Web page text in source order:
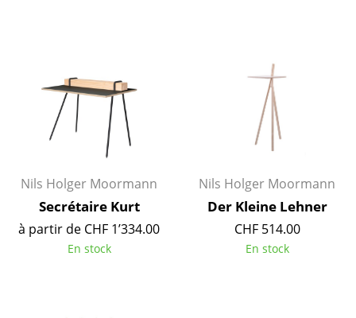
Cuisine & Salle à manger
Chambre à coucher
Chambre enfant
Bureau
Entrée & Couloir
Salle de Bain
Nils Holger Moormann
Secrétaire Kurt
à partir de CHF 1’334.00
En stock
Nils Holger Moormann
Der Kleine Lehner
CHF 514.00
En stock